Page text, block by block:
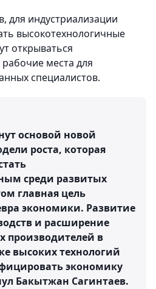
для индустриализации
высокотехнологичные
открываться
места для
специалистов.
основой новой
роста, которая
среди развитых
главная цель
экономики. Развитие
и расширение
производителей в
высоких технологий
экономику
Бакытжан Сагинтаев.